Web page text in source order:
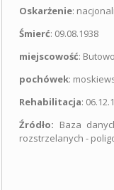
Oskarżenie:
Śmierć: 09.08.1938
miejscowość: Butowo
pochówek:
Rehabilitacja:
Źródło: Baza
rozstrzelanych -